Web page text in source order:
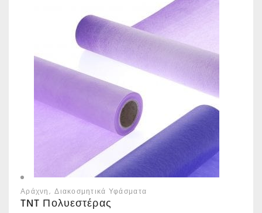
Αράχνη Διακοσμητικά Υφάσματα
TNT Πολυεστέρας